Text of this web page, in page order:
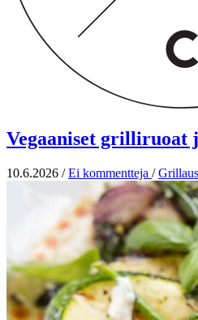
Vegaaniset grilliruoat
10.6.2026 / Ei kommentteja / Grillaus